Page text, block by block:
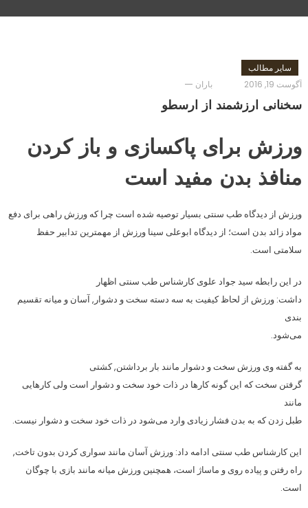
سایر مطالب
آگوست 19, 2016
باران
سخنانی ارزشمند از ارسطو
ورزش برای پاکسازی و باز کردن
منافذ بدن مفید است
ورزش از دیدگاه طب سنتی بسیار توصیه شده است چرا که ورزش راهی برای دفع
مواد زائد بدن است؛ از دیدگاه ابوعلی سینا ورزش از مهمترین تدابیر حفظ
سلامتی است.
در این رابطه سید جواد علوی کارشناس طب سنتی اظهار
داشت: ورزش از لحاظ کیفیت به سه دسته سخت و دشوار, آسان و میانه تقسیم
بندی
می‌شود.
به گفته وی ورزش سخت و دشوار مانند بار برداشتن, کشتی
گرفتن سخت که این گونه کارها در ذات خود سخت و دشوار است ولی کارهایی
مانند
طبل زدن که به بدن فشار زیادی وارد می‌شود در ذات خود سخت و دشوار نیست.
این کارشناس طب سنتی ادامه داد: ورزش آسان مانند سواری کردن بدون تاخت,
راه رفتن و پیاده روی و ماساژ است، همچنین ورزش میانه مانند بازی با چوگان
است.